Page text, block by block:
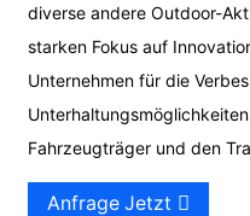
diverse andere Outdoor-
starken Fokus auf
Unternehmen für die
Fahrzeugträger und den
Anfrage Jetzt